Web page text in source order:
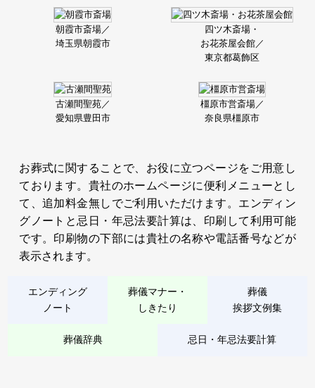
朝霞市斎場／
埼玉県朝霞市
四ツ木斎場・
お花茶屋会館／
東京都葛飾区
古瀬間聖苑／
愛知県豊田市
橿原市営斎場／
奈良県橿原市
お葬式に関することで、お役に立つページをご用意し
ております。貴社のホームページに便利メニューとし
て、追加料金無しでご利用いただけます。エンディン
グノートと忌日・年忌法要計算は、印刷して利用可能
です。印刷物の下部には貴社の名称や電話番号などが
表示されます。
エンディング
ノート
葬儀マナー・
しきたり
葬儀
挨拶文例集
葬儀辞典 忌日・年忌法要計算